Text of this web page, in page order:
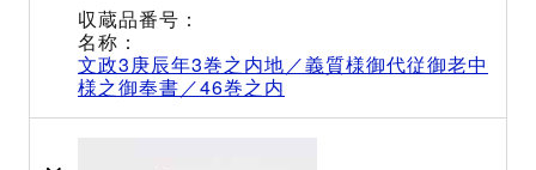
文政3庚辰年3巻之内地／義質様御代従御老中
様之御奉書／46巻之内